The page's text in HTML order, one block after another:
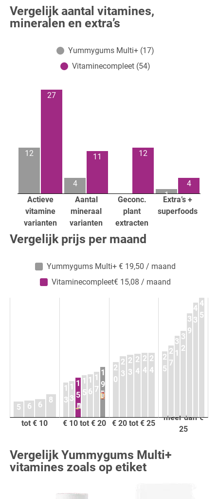
Vergelijk aantal vitamines,
mineralen en extra’s
Yummygums Multi+ (17)
Vitaminecompleet (54)
Actieve
vitamine
varianten
12
27
Aantal
mineraal
varianten
4
11
Geconc.
plant
extracten
12
Extra’s +
superfoods
1
4
Vergelijk prijs per maand
Yummygums Multi+ € 19,50 / maand
Vitaminecompleet€ 15,08 / maand
tot € 10
5 6 6
8
€ 10 tot € 20
1
3
1
3
1
5
1
5
1
6
1
7
1
9
€ 20 tot € 25
2
0
2
3
2
3
2
4
2
4
2
4
meer dan €
25
2
5
2
7
3
1
3
2
3
9
4
3
4
5
Vergelijk Yummygums Multi+
vitamines zoals op etiket